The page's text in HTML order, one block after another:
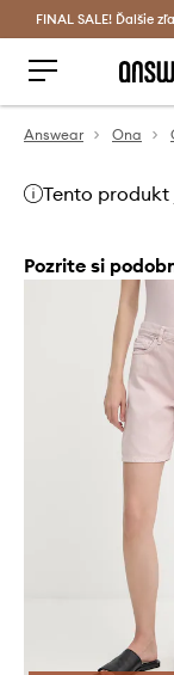
FINAL SALE! Ďalšie
Answear Ona
Tento
Pozrite si